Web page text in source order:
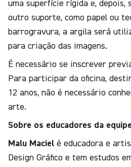
uma superfície rígida e, depois,
outro suporte, como papel ou
barrogravura, a argila será
para criação das imagens.
É necessário se inscrever
Para participar da oficina,
12 anos, não é necessário
arte.
Sobre os educadores da equipe
Malu Maciel é educadora e
Design Gráfico e tem estudos